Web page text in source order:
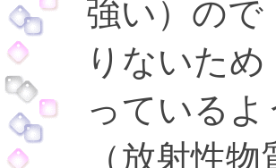
強い）ので
りないた
っている
（放射性